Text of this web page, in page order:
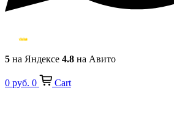
5 на Яндексе 4.8 на Авито
0 руб. 0 Cart